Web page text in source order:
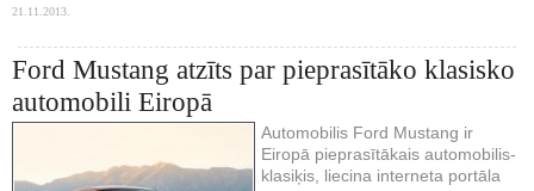
21.11.2013.
Ford Mustang atzīts par pieprasītāko klasisko
automobili Eiropā
Automobilis Ford Mustang ir
Eiropā pieprasītākais automobilis-
klasiķis, liecina interneta portāla